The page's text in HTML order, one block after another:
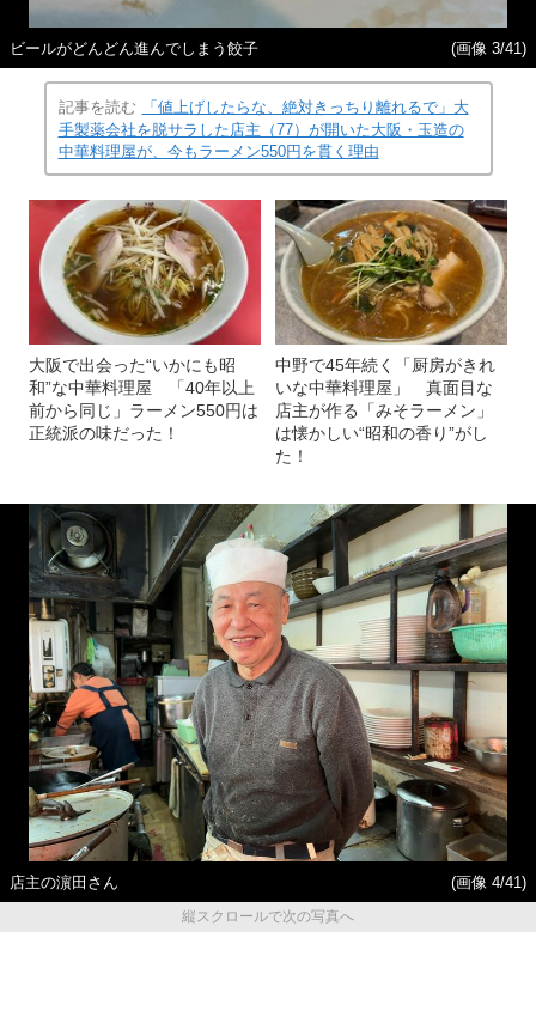
ビールがどんどん進んでしまう餃子 (画像 3/41)
記事を読む
「値上げしたらな、絶対きっちり離れるで」大
手製薬会社を脱サラした店主（77）が開いた大阪・玉造の
中華料理屋が、今もラーメン550円を貫く理由
大阪で出会った“いかにも昭
和”な中華料理屋 「40年以上
前から同じ」ラーメン550円は
正統派の味だった！
中野で45年続く「厨房がきれ
いな中華料理屋」 真面目な
店主が作る「みそラーメン」
は懐かしい“昭和の香り”がし
た！
店主の濵田さん
(画像 4/41)
縦スクロールで次の写真へ